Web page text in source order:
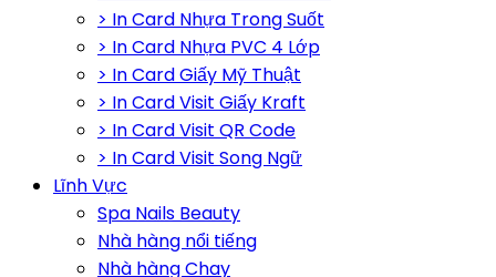
> In Card Nhựa Trong Suốt
> In Card Nhựa PVC 4 Lớp
> In Card Giấy Mỹ Thuật
> In Card Visit Giấy Kraft
> In Card Visit QR Code
> In Card Visit Song Ngữ
Lĩnh Vực
Spa Nails Beauty
Nhà hàng nổi tiếng
Nhà hàng Chay